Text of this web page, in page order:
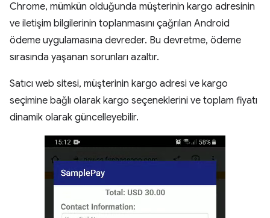
Chrome, mümkün olduğunda müşterinin kargo adresinin
ve iletişim bilgilerinin toplanmasını çağrılan Android
ödeme uygulamasına devreder. Bu devretme, ödeme
sırasında yaşanan sorunları azaltır.
Satıcı web sitesi, müşterinin kargo adresi ve kargo
seçimine bağlı olarak kargo seçeneklerini ve toplam fiyatı
dinamik olarak güncelleyebilir.